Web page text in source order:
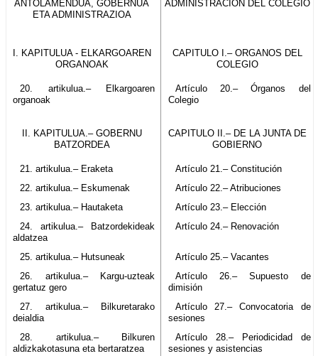
ANTOLAMENDUA, GOBERNUA
ETA ADMINISTRAZIOA
ADMINISTRACION DEL COLEGIO
I. KAPITULUA - ELKARGOAREN
ORGANOAK
CAPITULO I.– ORGANOS DEL
COLEGIO
20. artikulua.– Elkargoaren
organoak
Artículo 20.– Órganos del
Colegio
II. KAPITULUA.– GOBERNU
BATZORDEA
CAPITULO II.– DE LA JUNTA DE
GOBIERNO
21. artikulua.– Eraketa
Artículo 21.– Constitución
22. artikulua.– Eskumenak
Artículo 22.– Atribuciones
23. artikulua.– Hautaketa
Artículo 23.– Elección
24. artikulua.– Batzordekideak
aldatzea
Artículo 24.– Renovación
25. artikulua.– Hutsuneak
Artículo 25.– Vacantes
26. artikulua.– Kargu-uzteak
gertatuz gero
Artículo 26.– Supuesto de
dimisión
27. artikulua.– Bilkuretarako
deialdia
Artículo 27.– Convocatoria de
sesiones
28. artikulua.– Bilkuren
aldizkakotasuna eta bertaratzea
Artículo 28.– Periodicidad de
sesiones y asistencias